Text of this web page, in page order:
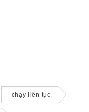
chạy liên tục